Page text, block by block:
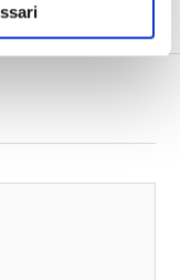
Lago Titicaca